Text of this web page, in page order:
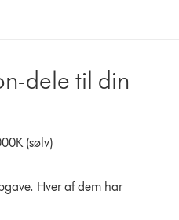
dele til din
(sølv)
Hver af dem har